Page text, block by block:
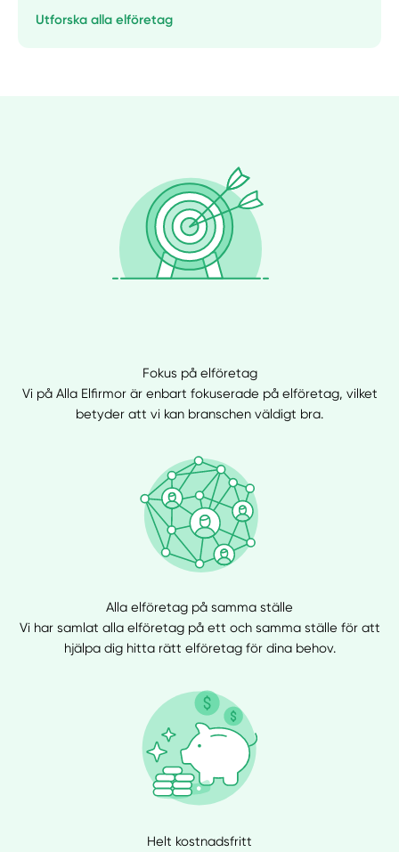
Utforska alla elföretag
Fokus på elföretag
Vi på Alla Elfirmor är enbart fokuserade på elföretag, vilket
betyder att vi kan branschen väldigt bra.
Alla elföretag på samma ställe
Vi har samlat alla elföretag på ett och samma ställe för att
hjälpa dig hitta rätt elföretag för dina behov.
Helt kostnadsfritt